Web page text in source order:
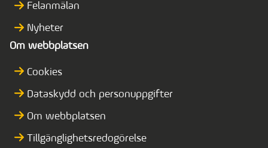
Felanmälan
Nyheter
Om webbplatsen
Cookies
Dataskydd och personuppgifter
Om webbplatsen
Tillgänglighetsredogörelse